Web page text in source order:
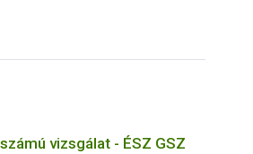
vizsgálat - ÉSZ GSZ